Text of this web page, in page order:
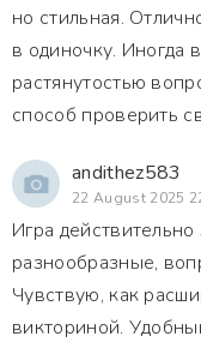
но стильная.
в одиночку. Иногда
растянутостью
способ проверить
andithez583
22 August 2025
Игра
разнообразные,
Чувствую, как
викториной.